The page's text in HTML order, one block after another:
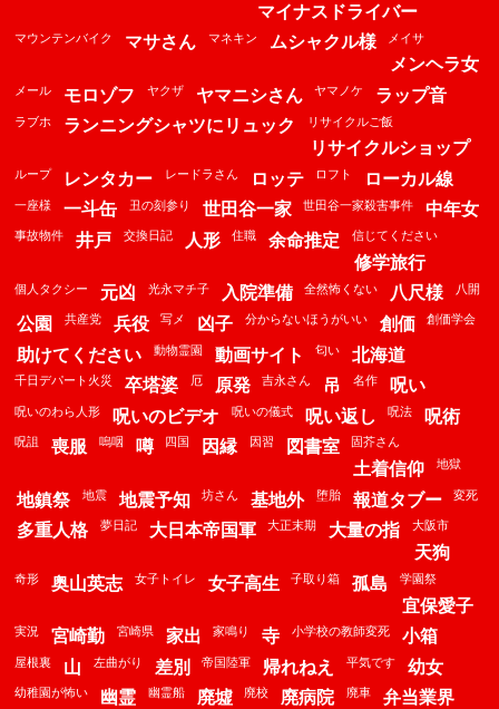
マイナスドライバー
マウンテンバイク マサさん マネキン ムシャクル様 メイサ
メンヘラ女
メール モロゾフ ヤクザ ヤマニシさん ヤマノケ ラップ音
ラブホ ランニングシャツにリュック リサイクルご飯
リサイクルショップ
ループ レンタカー レードラさん ロッテ ロフト ローカル線
一座様 一斗缶 丑の刻参り 世田谷一家 世田谷一家殺害事件 中年女
事故物件 井戸 交換日記 人形 住職 余命推定 信じてください
修学旅行
個人タクシー 元凶 光永マチ子 入院準備 全然怖くない 八尺様 八開
公園 共産党 兵役 写メ 凶子 分からないほうがいい 創価 創価学会
助けてください 動物霊園 動画サイト 匂い 北海道
千日デパート火災 卒塔婆 厄 原発 吉永さん 吊 名作 呪い
呪いのわら人形 呪いのビデオ 呪いの儀式 呪い返し 呪法 呪術
呪詛 喪服 嗚咽 噂 四国 因縁 因習 図書室 固芥さん
土着信仰 地獄
地鎮祭 地震 地震予知 坊さん 基地外 堕胎 報道タブー 変死
多重人格 夢日記 大日本帝国軍 大正末期 大量の指 大阪市
天狗
奇形 奥山英志 女子トイレ 女子高生 子取り箱 孤島 学園祭
宜保愛子
実況 宮崎勤 宮崎県 家出 家鳴り 寺 小学校の教師変死 小箱
屋根裏 山 左曲がり 差別 帝国陸軍 帰れねえ 平気です 幼女
幼稚園が怖い 幽霊 幽霊船 廃墟 廃校 廃病院 廃車 弁当業界